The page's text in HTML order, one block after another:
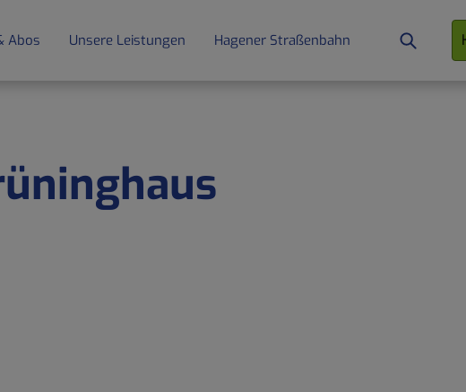
Abos Unsere Leistungen Hagener Straßenbahn